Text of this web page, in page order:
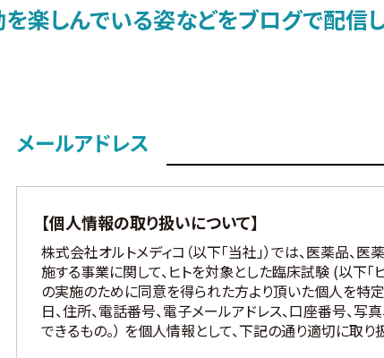
楽しんでいる姿などをブログで配信し
メールアドレス
【個人情報の取り扱いについて】
株式会社オルトメディコ（以下「当社」）では、医薬品、
施する事業に関して、ヒトを対象とした臨床試験 (以下「
の実施のために同意を得られた方より頂いた個人を特定
日、住所、電話番号、電子メールアドレス、口座番号、
できるもの。） を個人情報として、下記の通り適切に取り